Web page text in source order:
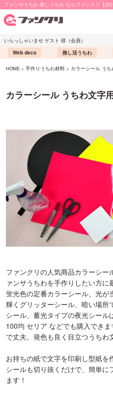
ファンサうちわ 推しうちわ ならファンクリ【合
いらっしゃいませ ゲスト 様（会員）
Web deco
推し活うちわ
HOME 手作りうちわ材料 カラーシール うち
カラーシール うちわ文字
ファンクリの人気商品カラーシ
ァンサうちわを手作りしたい方に
蛍光色の定番カラーシール、光が
輝くグリッターシール、暗い場
シール、蓄光タイプの夜光シール
100均 セリア などでも購入でき
で丈夫。発色も良く目立つうちわ
お持ちの紙で文字を印刷し型紙
シールも切り抜くだけで、簡単に
ます！